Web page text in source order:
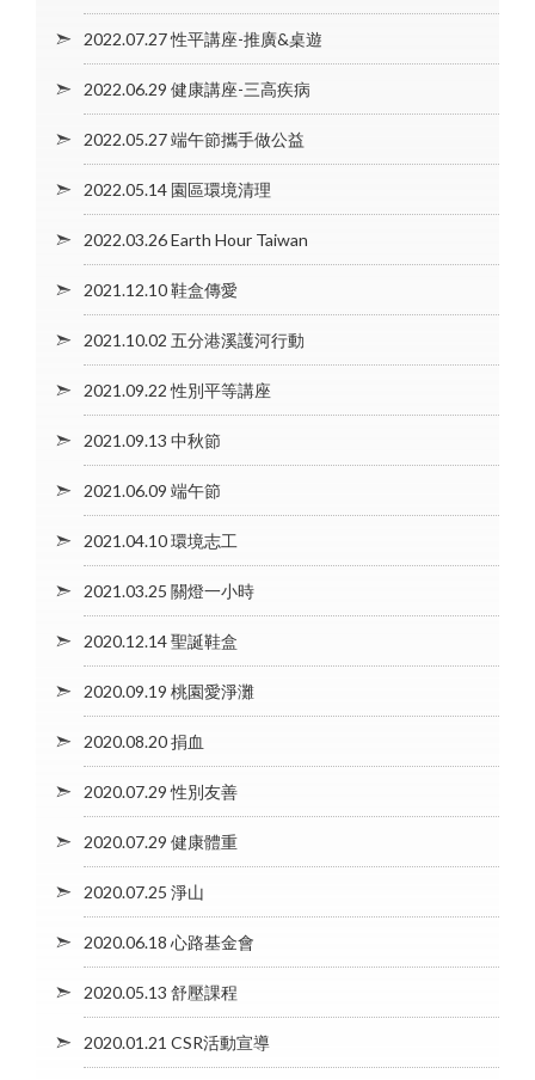
2022.07.27 性平講座-推廣&桌遊
2022.06.29 健康講座-三高疾病
2022.05.27 端午節攜手做公益
2022.05.14 園區環境清理
2022.03.26 Earth Hour Taiwan
2021.12.10 鞋盒傳愛
2021.10.02 五分港溪護河行動
2021.09.22 性別平等講座
2021.09.13 中秋節
2021.06.09 端午節
2021.04.10 環境志工
2021.03.25 關燈一小時
2020.12.14 聖誕鞋盒
2020.09.19 桃園愛淨灘
2020.08.20 捐血
2020.07.29 性別友善
2020.07.29 健康體重
2020.07.25 淨山
2020.06.18 心路基金會
2020.05.13 舒壓課程
2020.01.21 CSR活動宣導